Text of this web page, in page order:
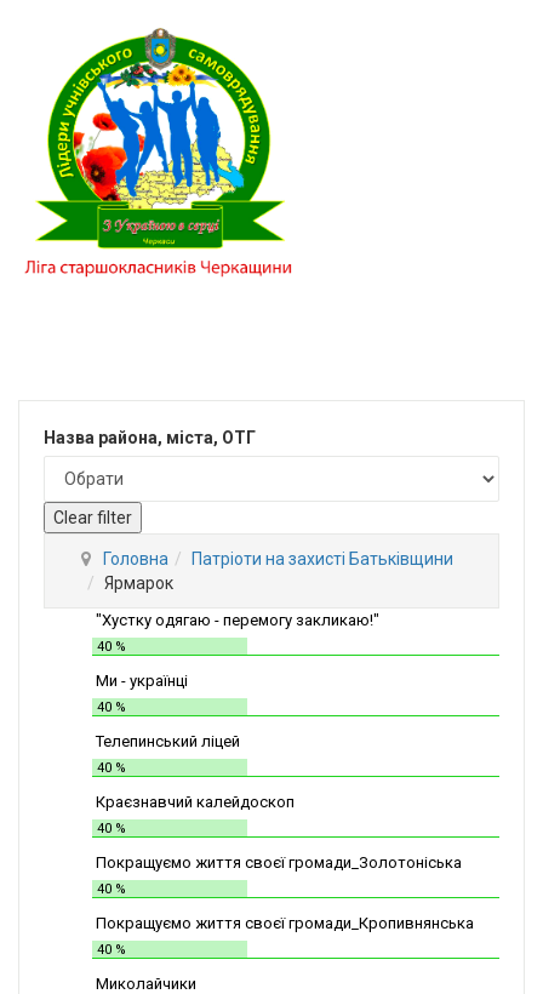
Назва района, міста, ОТГ
Clear filter
Головна
Патріоти на захисті Батьківщини
Ярмарок
"Хустку одягаю - перемогу закликаю!"
40 %
Ми - українці
40 %
Телепинський ліцей
40 %
Краєзнавчий калейдоскоп
40 %
Покращуємо життя своєї громади_Золотоніська
СШІТ №2
40 %
Покращуємо життя своєї громади_Кропивнянська
ЗОШ
40 %
Миколайчики